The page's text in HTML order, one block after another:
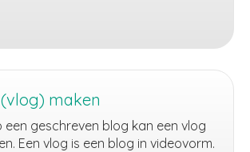
maken
een geschreven blog kan een vlog
Een vlog is een blog in videovorm.